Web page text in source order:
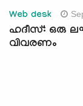
Web desk
ഹദീസ്: ഒരു
വിവരണം